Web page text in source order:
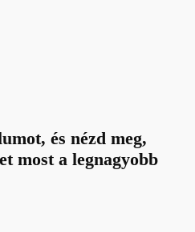
és nézd meg,
most a legnagyobb